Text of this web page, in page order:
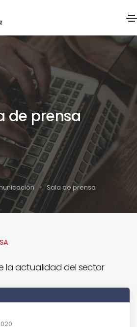
de prensa
Sala de prensa
la actualidad del sector